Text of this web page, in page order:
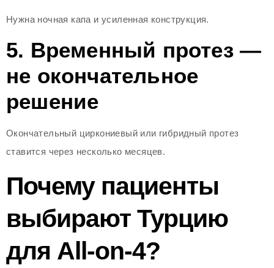
Нужна ночная капа и усиленная конструкция.
5. Временный протез —
не окончательное
решение
Окончательный циркониевый или гибридный протез
ставится через несколько месяцев.
Почему пациенты
выбирают Турцию
для All-on-4?